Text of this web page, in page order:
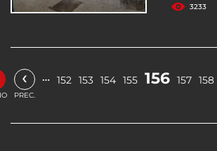
3233
‹
PREC.
… 152 153 154 155 156 157 158